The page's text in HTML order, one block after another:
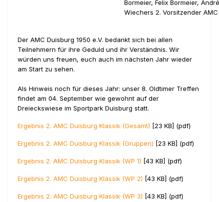
Bormeier, Felix Bormeier, André
Wiechers 2. Vorsitzender
Der AMC Duisburg 1950 e.V. bedankt sich bei allen
Teilnehmern für ihre Geduld und ihr Verständnis. Wir
würden uns freuen, euch auch im nächsten Jahr wieder
am Start zu sehen.
Als Hinweis noch für dieses Jahr: unser 8. Oldtimer Treffen
findet am 04. September wie gewohnt auf der
Dreieckswiese im Sportpark Duisburg statt.
Ergebnis 2. AMC Duisburg Klassik (Gesamt) [23 KB] (pdf)
Ergebnis 2. AMC Duisburg Klassik (Gruppen) [23 KB] (pdf)
Ergebnis 2. AMC Duisburg Klassik (WP 1) [43 KB] (pdf)
Ergebnis 2. AMC Duisburg Klassik (WP 2) [43 KB] (pdf)
Ergebnis 2. AMC Duisburg Klassik (WP 3) [43 KB] (pdf)